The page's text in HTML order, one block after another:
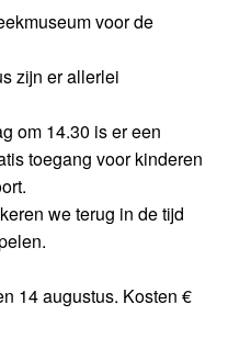
voor de
zijn er allerlei
om 14.30 is er een
toegang voor kinderen
we terug in de tijd
14 augustus. Kosten €